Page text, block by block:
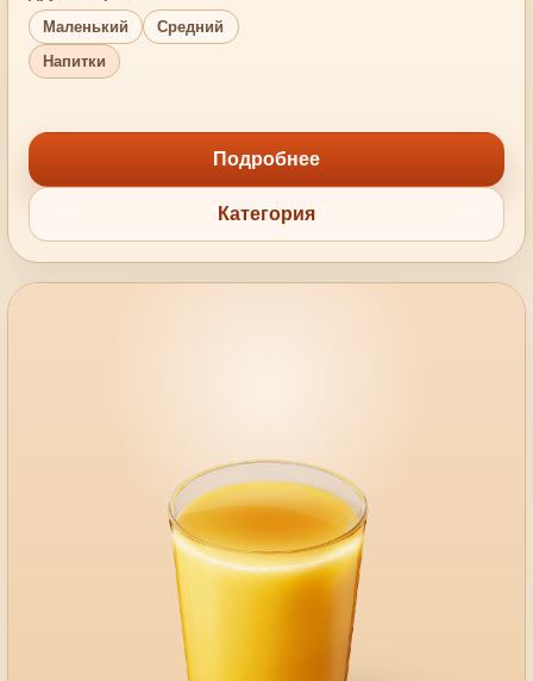
Маленький
Средний
Напитки
Подробнее
Категория